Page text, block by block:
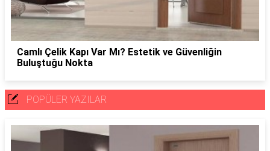
Camlı Çelik Kapı Var Mı? Estetik ve Güvenliğin
Buluştuğu Nokta
POPÜLER YAZILAR